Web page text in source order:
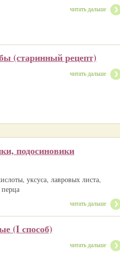
читать дальше
(старинный рецепт)
читать дальше
подосиновики
уксуса, лавровых листа,
читать дальше
(I способ)
читать дальше